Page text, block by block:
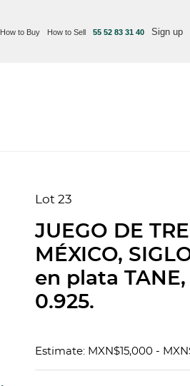
How to Buy How to Sell 55 52 83 31 40 Sign up
Lot 23
JUEGO DE
MÉXICO,
en plata
0.925.
Estimate: MXN$15,000 -